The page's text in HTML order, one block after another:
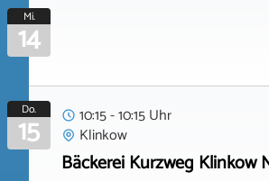
Mi.
14
Do.
15
10:15 - 10:15 Uhr
Klinkow
Bäckerei Kurzweg Klinkow